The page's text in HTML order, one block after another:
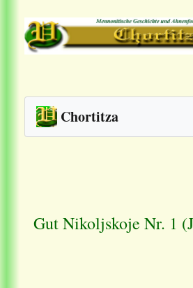
Chortitza
Gut Nikoljskoje Nr. 1